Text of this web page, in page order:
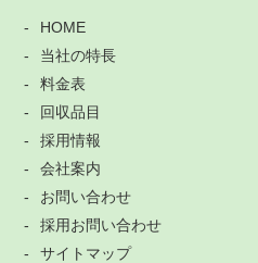
HOME
当社の特長
料金表
回収品目
採用情報
会社案内
お問い合わせ
採用お問い合わせ
サイトマップ